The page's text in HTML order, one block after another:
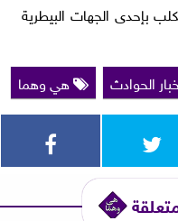
بإحدى الجهات البيطرية
الحوادث هي وهما